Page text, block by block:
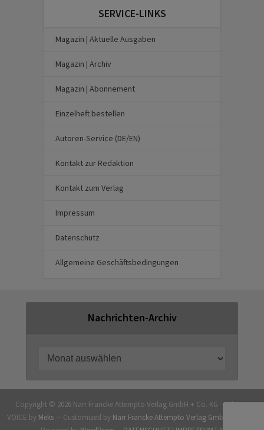
SERVICE-LINKS
Magazin | Aktuelle Ausgaben
Magazin | Archiv
Magazin | Abonnement
Einzelheft bestellen
Autoren-Service (DE/EN)
Kontakt zur Redaktion
Kontakt zum Verlag
Impressum
Datenschutz
Allgemeine Geschäftsbedingungen
Nachrichten-Archiv
Copyright © 2026 Narr Francke Attempto Verlag GmbH + Co. KG — Theme
VOICE by Meks— Customized by Narr Francke Attempto Verlag GmbH + Co. KG